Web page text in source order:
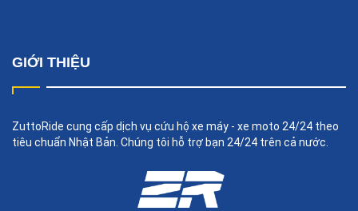
GIỚI THIỆU
ZuttoRide cung cấp dịch vụ cứu hộ xe máy - xe moto 24/24 theo
tiêu chuẩn Nhật Bản. Chúng tôi hỗ trợ bạn 24/24 trên cả nước.